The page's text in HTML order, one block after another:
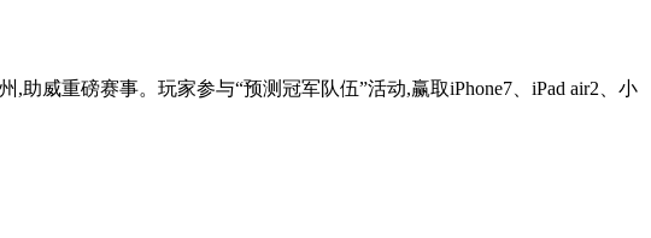
威重磅赛事。玩家参与“预测冠军队伍”活动,赢取iPhone7、iPad air2、小